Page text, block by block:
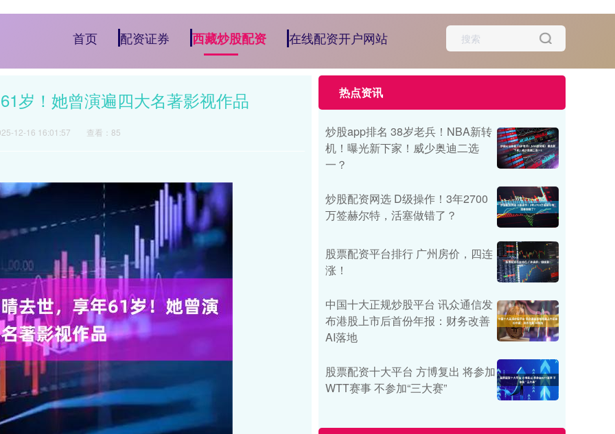
首页 配资证券 西藏炒股配资 在线配资开户网站
岁！她曾演遍四大名著影视作品
12-16 16:01:57 查看：85
热点资讯
炒股app排名 38岁老兵！NBA新转
机！曝光新下家！威少奥迪二选
一？
炒股配资网选 D级操作！3年2700
万签赫尔特，活塞做错了？
股票配资平台排行 广州房价，四连
涨！
中国十大正规炒股平台 讯众通信发
布港股上市后首份年报：财务改善
AI落地
股票配资十大平台 方博复出 将参加
WTT赛事 不参加“三大赛”